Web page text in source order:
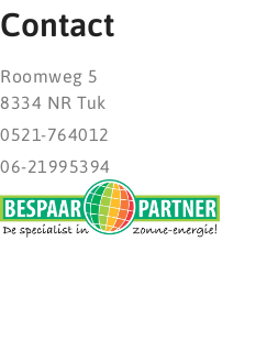
Contact
Roomweg 5
8334 NR Tuk
0521-764012
06-21995394